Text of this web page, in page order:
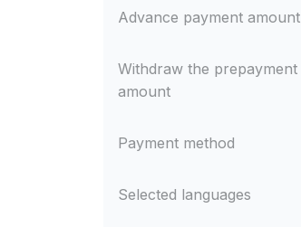
Advance payment amount
Withdraw the prepayment
amount
Payment method
Selected languages